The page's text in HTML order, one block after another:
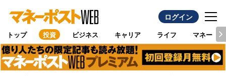
ログイン
トップ 投資 ビジネス キャリア ライフ マネー